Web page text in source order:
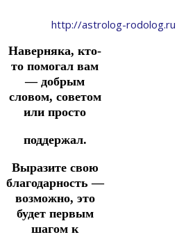
http://astrolog-rodolog.ru
Наверняка, кто-
то помогал вам
— добрым
словом, советом
или просто
поддержал.
Выразите свою
благодарность —
возможно, это
будет первым
шагом к